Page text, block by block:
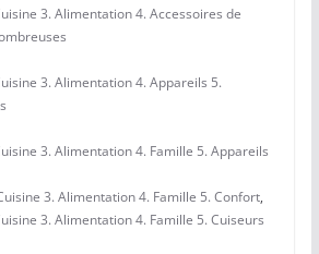
3. Alimentation 4. Accessoires de
3. Alimentation 4. Appareils 5.
3. Alimentation 4. Famille 5. Appareils
3. Alimentation 4. Famille 5. Confort,
3. Alimentation 4. Famille 5. Cuiseurs